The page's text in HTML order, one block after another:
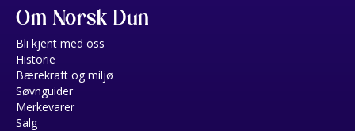
Om Norsk Dun
Bli kjent med oss
Historie
Bærekraft og miljø
Søvnguider
Merkevarer
Salg